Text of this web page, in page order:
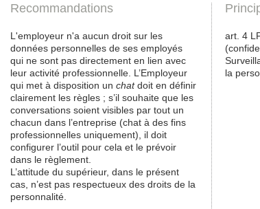
Recommandations
L'employeur n'a aucun droit sur les
données personnelles de ses employés
qui ne sont pas directement en lien avec
leur activité professionnelle. L’Employeur
qui met à disposition un chatdoit en définir
clairement les règles ; s’il souhaite que les
conversations soient visibles par tout un
chacun dans l’entreprise (chat à des fins
professionnelles uniquement), il doit
configurer l’outil pour cela et le prévoir
dans le règlement.
L’attitude du supérieur, dans le présent
cas, n’est pas respectueux des droits de la
personnalité.
art. 4
la